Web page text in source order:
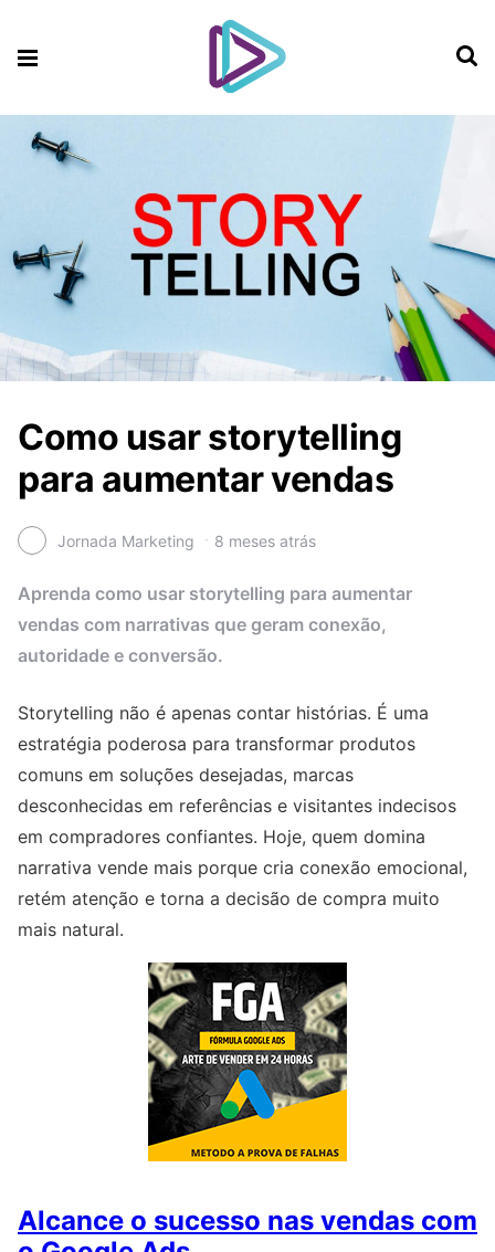
Como usar storytelling
para aumentar vendas
Jornada Marketing 8 meses atrás
Aprenda como usar storytelling para aumentar
vendas com narrativas que geram conexão,
autoridade e conversão.
Storytelling não é apenas contar histórias. É uma
estratégia poderosa para transformar produtos
comuns em soluções desejadas, marcas
desconhecidas em referências e visitantes indecisos
em compradores confiantes. Hoje, quem domina
narrativa vende mais porque cria conexão emocional,
retém atenção e torna a decisão de compra muito
mais natural.
Alcance o sucesso nas vendas com